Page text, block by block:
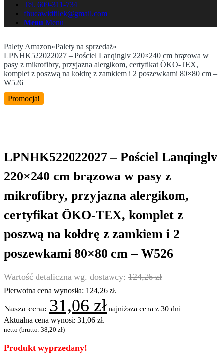
Tel. 609-311-734
fhudawidfilek@gmail.com
Menu Menu
Palety Amazon»Palety na sprzedaż»
LPNHK522022027 – Pościel Lanqinglv 220×240 cm brązowa w
pasy z mikrofibry, przyjazna alergikom, certyfikat ÖKO-TEX,
komplet z poszwą na kołdrę z zamkiem i 2 poszewkami 80×80 cm –
W526
Promocja!
LPNHK522022027 – Pościel Lanqinglv
220×240 cm brązowa w pasy z
mikrofibry, przyjazna alergikom,
certyfikat ÖKO-TEX, komplet z
poszwą na kołdrę z zamkiem i 2
poszewkami 80×80 cm – W526
124,26zł
Pierwotna cena wynosiła: 124,26 zł.
31,06 zł najniższa cena z 30 dni
Aktualna cena wynosi: 31,06 zł.
netto (brutto: 38,20 zł)
Produkt wyprzedany!